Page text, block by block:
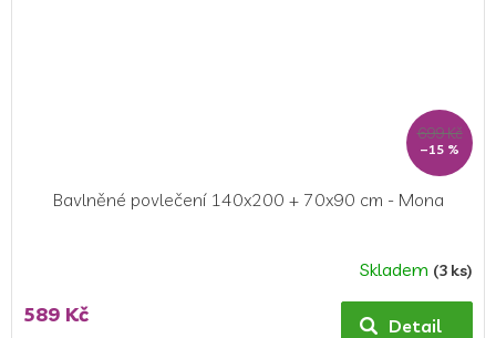
699 Kč
–15 %
Bavlněné povlečení 140x200 + 70x90 cm - Mona
Skladem (3 ks)
589 Kč Detail